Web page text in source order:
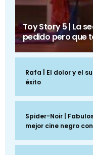
Toy Story 5 | La
pedido pero que
Rafa | El dolor y el
éxito
Spider-Noir |
mejor cine negro